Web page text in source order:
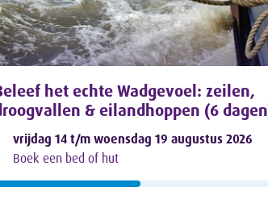
het echte Wadgevoel: zeilen,
& eilandhoppen (6
vrijdag 14 t/m woensdag 19 augustus 2026
Boek een bed of hut